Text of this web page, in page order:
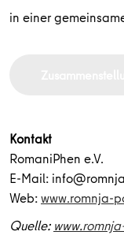
in einer
Kontakt
RomaniPhen e.V.
E-Mail:
Web:www.romnja-
Quelle: